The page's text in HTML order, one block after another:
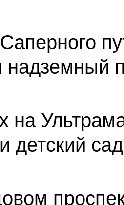
надземный
на
детский сад